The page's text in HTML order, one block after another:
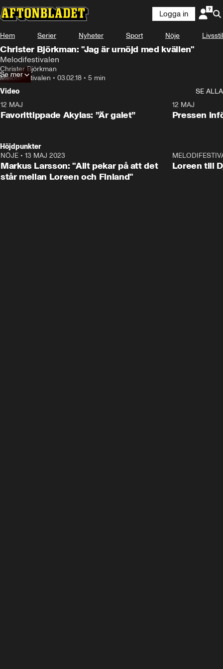
Logga in
Hem Serier Nyheter Sport Nöje Livsstil
Christer Björkman: "Jag är urnöjd med kvällen"
Melodifestivalen
Christer Björkman
Melodifestivalen • 03.02.18 • 5 min
Se mer
Video
SE ALLA
12 MAJ
Favorittippade Akylas: ”Är galet”
12 MAJ
Pressen
Höjdpunkter
NÖJE • 13 MAJ 2023
Markus Larsson: "Allt pekar på att det
står mellan Loreen och Finland"
Loreen till